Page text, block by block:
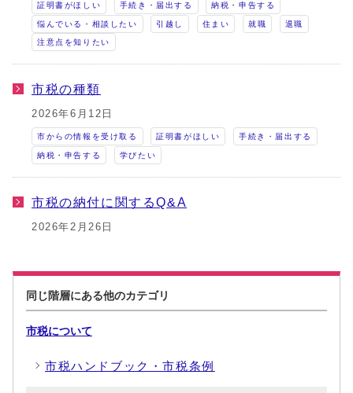
証明書がほしい 手続き・届出する 納税・申告する
悩んでいる・相談したい 引越し 住まい 就職 退職
注意点を知りたい
市税の種類
2026年6月12日
市からの情報を受け取る 証明書がほしい 手続き・届出する
納税・申告する 学びたい
市税の納付に関するQ&A
2026年2月26日
同じ階層にある他のカテゴリ
市税について
市税ハンドブック・市税条例